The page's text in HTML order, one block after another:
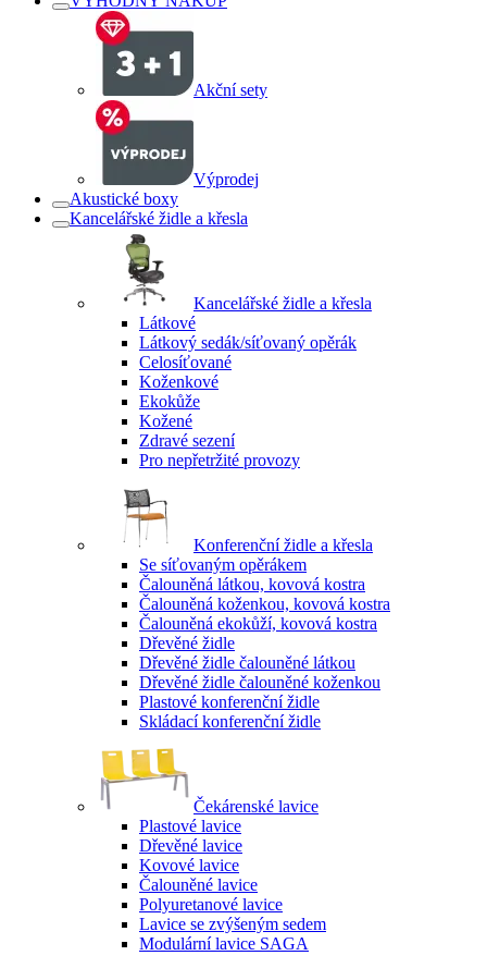
Akční sety
Výprodej
Akustické boxy
Kancelářské židle a křesla
Kancelářské židle a křesla
Látkové
Látkový sedák/síťovaný opěrák
Celosíťované
Koženkové
Ekokůže
Kožené
Zdravé sezení
Pro nepřetržité provozy
Konferenční židle a křesla
Se síťovaným opěrákem
Čalouněná látkou, kovová kostra
Čalouněná koženkou, kovová kostra
Čalouněná ekokůží, kovová kostra
Dřevěné židle
Dřevěné židle čalouněné látkou
Dřevěné židle čalouněné koženkou
Plastové konferenční židle
Skládací konferenční židle
Čekárenské lavice
Plastové lavice
Dřevěné lavice
Kovové lavice
Čalouněné lavice
Polyuretanové lavice
Lavice se zvýšeným sedem
Modulární lavice SAGA